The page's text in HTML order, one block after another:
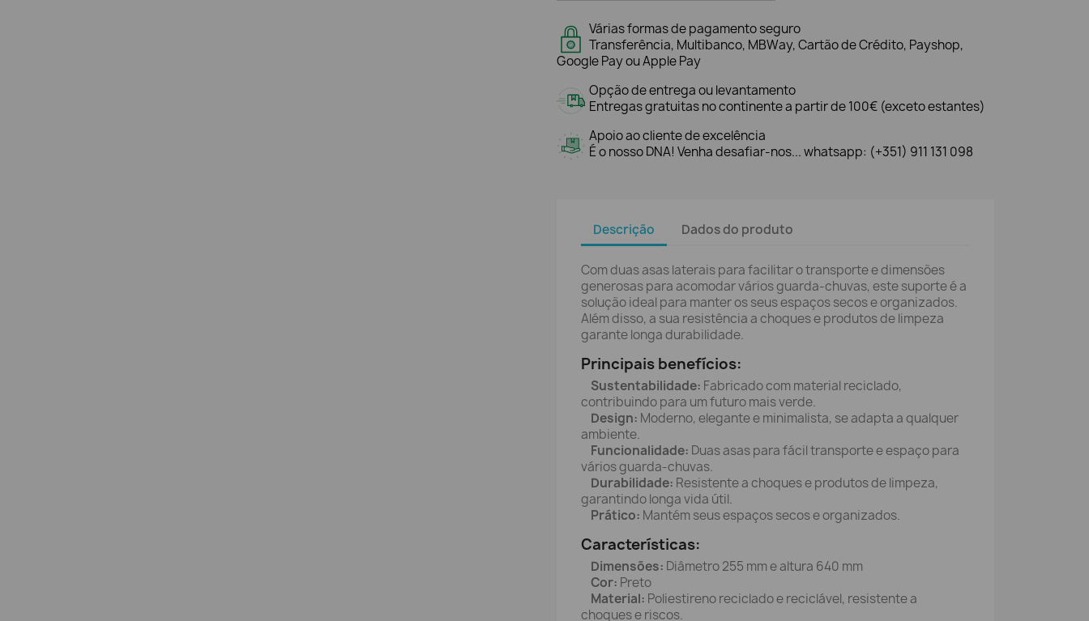
Várias formas de pagamento seguro
Transferência, Multibanco, MBWay, Cartão de Crédito, Payshop,
Google Pay ou Apple Pay
Opção de entrega ou levantamento
Entregas gratuitas no continente a partir de 100€ (exceto estantes)
Apoio ao cliente de excelência
É o nosso DNA! Venha desafiar-nos... whatsapp: (+351) 911 131 098
Descrição Dados do produto
Com duas asas laterais para facilitar o transporte e dimensões
generosas para acomodar vários guarda-chuvas, este suporte é a
solução ideal para manter os seus espaços secos e organizados.
Além disso, a sua resistência a choques e produtos de limpeza
garante longa durabilidade.
Principais benefícios:
Sustentabilidade: Fabricado com material reciclado,
contribuindo para um futuro mais verde.
Design: Moderno, elegante e minimalista, se adapta a qualquer
ambiente.
Funcionalidade: Duas asas para fácil transporte e espaço para
vários guarda-chuvas.
Durabilidade: Resistente a choques e produtos de limpeza,
garantindo longa vida útil.
Prático: Mantém seus espaços secos e organizados.
Características:
Dimensões: Diâmetro 255 mm e altura 640 mm
Cor: Preto
Material: Poliestireno reciclado e reciclável, resistente a
choques e riscos.